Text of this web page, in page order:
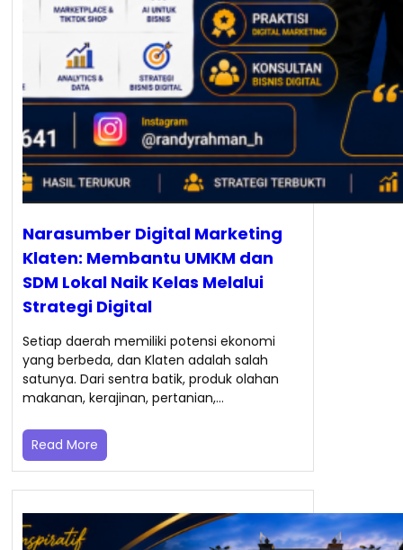
Narasumber Digital Marketing
Klaten: Membantu UMKM dan
SDM Lokal Naik Kelas Melalui
Strategi Digital
Setiap daerah memiliki potensi ekonomi
yang berbeda, dan Klaten adalah salah
satunya. Dari sentra batik, produk olahan
makanan, kerajinan, pertanian,…
Read More